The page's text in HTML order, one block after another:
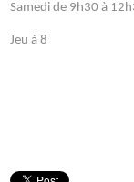
Samedi de 9h30 à
Jeu à 8